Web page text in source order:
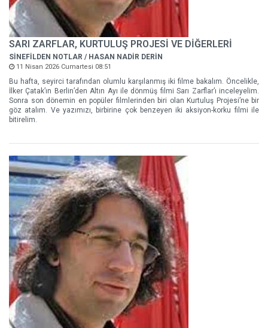
SARI ZARFLAR, KURTULUŞ PROJESİ VE DİĞERLERİ
SİNEFİLDEN NOTLAR / HASAN NADİR DERİN
11 Nisan 2026 Cumartesi 08:51
Bu hafta, seyirci tarafından olumlu karşılanmış iki filme bakalım. Öncelikle,
İlker Çatak’ın Berlin’den Altın Ayı ile dönmüş filmi Sarı Zarflar’ı inceleyelim.
Sonra son dönemin en popüler filmlerinden biri olan Kurtuluş Projesi’ne bir
göz atalım. Ve yazımızı, birbirine çok benzeyen iki aksiyon-korku filmi ile
bitirelim.